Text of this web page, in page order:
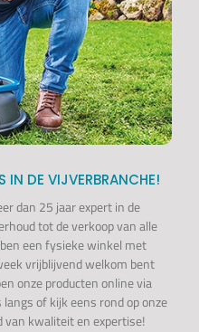
IN DE VIJVERBRANCHE!
dan 25 jaar expert in de
tot de verkoop van alle
een fysieke winkel met
vrijblijvend welkom bent
onze producten online via
langs of kijk eens rond op onze
van kwaliteit en expertise!